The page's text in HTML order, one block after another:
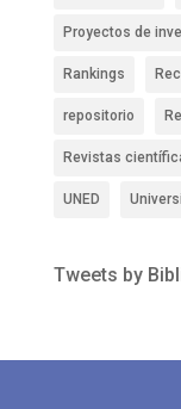
Proyectos de
Rankings
repositorio
Revistas
UNED
Tweets by